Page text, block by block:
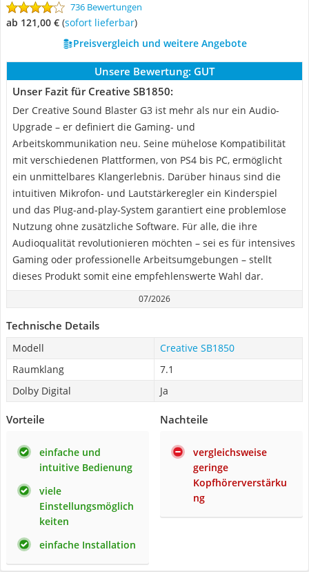
736 Bewertungen
ab 121,00 € ( Sofort lieferbar)
Preisvergleich und weitere Angebote
Unsere Bewertung: GUT
Unser Fazit für Creative SB1850:
Der Creative Sound Blaster G3 ist mehr als nur ein Audio-
Upgrade – er definiert die Gaming- und
Arbeitskommunikation neu. Seine mühelose Kompatibilität
mit verschiedenen Plattformen, von PS4 bis PC, ermöglicht
ein unmittelbares Klangerlebnis. Darüber hinaus sind die
intuitiven Mikrofon- und Lautstärkeregler ein Kinderspiel
und das Plug-and-play-System garantiert eine problemlose
Nutzung ohne zusätzliche Software. Für alle, die ihre
Audioqualität revolutionieren möchten – sei es für intensives
Gaming oder professionelle Arbeitsumgebungen – stellt
dieses Produkt somit eine empfehlenswerte Wahl dar.
07/2026
Technische Details
Modell
Creative SB1850
Raumklang
7.1
Dolby Digital
Ja
Vorteile
einfache und
intuitive Bedienung
viele
Einstellungsmöglich
keiten
einfache Installation
Nachteile
vergleichsweise
geringe
Kopfhörerverstärku
ng